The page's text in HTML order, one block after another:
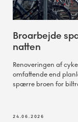
Broarbejde
natten
Renoveringen af
omfattende end
spærre broen for
24.06.2026